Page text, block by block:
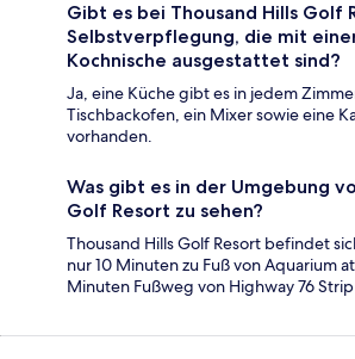
Gibt es bei Thousand Hills Golf
Selbstverpflegung, die mit
Kochnische ausgestattet sind?
Ja, eine Küche gibt es in jedem
Tischbackofen, ein Mixer sowie eine
vorhanden.
Was gibt es in der Umgebung
Golf Resort zu sehen?
Thousand Hills Golf Resort befindet
nur 10 Minuten zu Fuß von Aquarium
Minuten Fußweg von Highway 76